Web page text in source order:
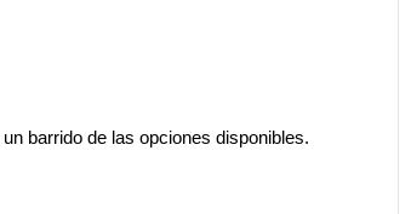
barrido de las opciones disponibles.